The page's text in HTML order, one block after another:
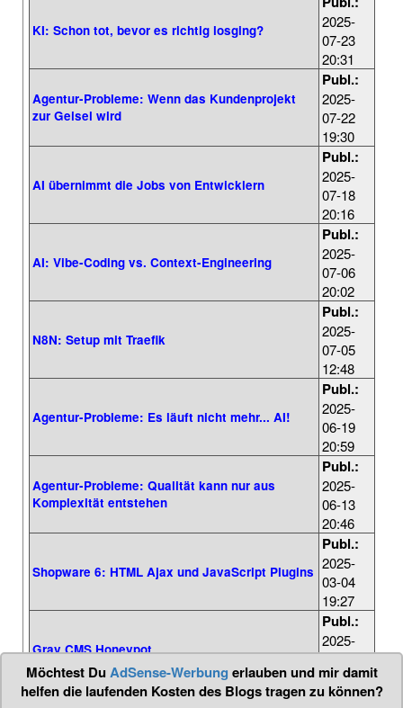
KI: Schon tot, bevor es richtig losging?
2025-
07-23
20:31
Agentur-Probleme: Wenn das Kundenprojekt
zur Geisel wird
Publ.:
2025-
07-22
19:30
AI übernimmt die Jobs von Entwicklern
Publ.:
2025-
07-18
20:16
AI: Vibe-Coding vs. Context-Engineering
Publ.:
2025-
07-06
20:02
N8N: Setup mit Traefik
Publ.:
2025-
07-05
12:48
Agentur-Probleme: Es läuft nicht mehr... AI!
Publ.:
2025-
06-19
20:59
Agentur-Probleme: Qualität kann nur aus
Komplexität entstehen
Publ.:
2025-
06-13
20:46
Shopware 6: HTML Ajax und JavaScript Plugins
Publ.:
2025-
03-04
19:27
Grav CMS Honeypot
Publ.:
2025-
02-22
08:54
Möchtest DuAdSense-Werbung erlauben und mir damit
helfen die laufenden Kosten des Blogs tragen zu können?